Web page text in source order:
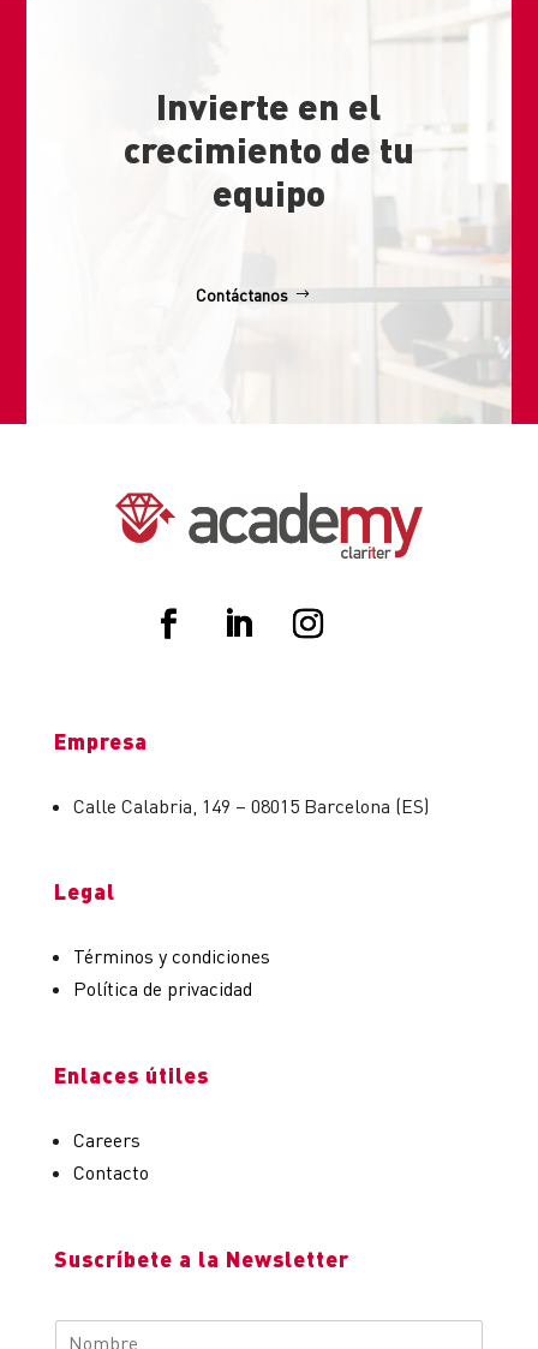
Invierte en el
crecimiento de tu
equipo
Contáctanos
Empresa
Calle Calabria, 149 – 08015 Barcelona (ES)
Legal
Términos y condiciones
Política de privacidad
Enlaces útiles
Careers
Contacto
Suscríbete a la Newsletter